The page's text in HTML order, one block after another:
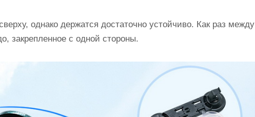
однако держатся достаточно устойчиво. Как раз между
закрепленное с одной стороны.